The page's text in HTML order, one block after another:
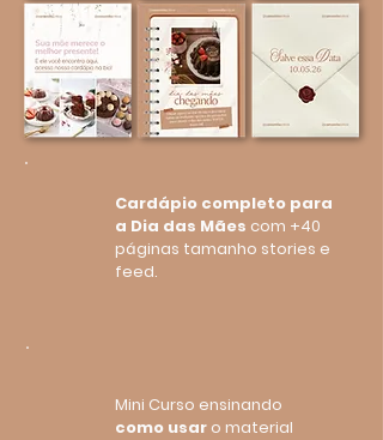
Cardápio completo para
a Dia das Mães com +40
páginas tamanho stories e
feed.
Mini Curso ensinando
como usar o material